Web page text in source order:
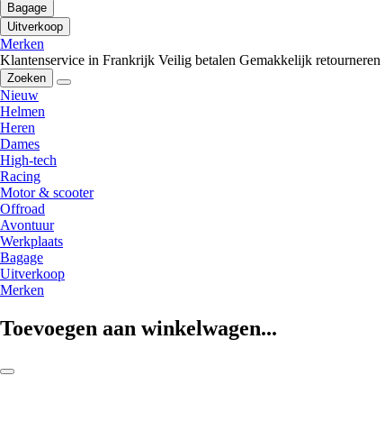
Bagage
Uitverkoop
Merken
Klantenservice in Frankrijk Veilig betalen Gemakkelijk retourneren
Zoeken
Nieuw
Helmen
Heren
Dames
High-tech
Racing
Motor & scooter
Offroad
Avontuur
Werkplaats
Bagage
Uitverkoop
Merken
Toevoegen aan winkelwagen...